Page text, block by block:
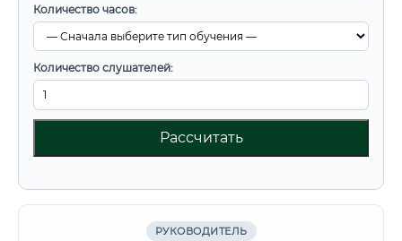
Количество часов:
Количество слушателей:
Рассчитать
РУКОВОДИТЕЛЬ